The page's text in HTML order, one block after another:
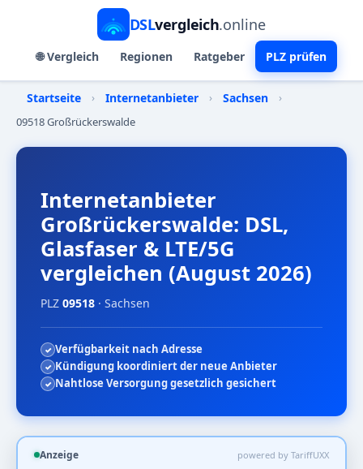
DSLvergleich.online
🌐 Vergleich Regionen Ratgeber PLZ prüfen
Startseite › Internetanbieter › Sachsen
›
09518 Großrückerswalde
Internetanbieter
Großrückerswalde: DSL,
Glasfaser & LTE/5G
vergleichen (August 2026)
PLZ 09518 · Sachsen
Verfügbarkeit nach Adresse
Kündigung koordiniert der neue Anbieter
Nahtlose Versorgung gesetzlich gesichert
Anzeige powered by TariffUXX